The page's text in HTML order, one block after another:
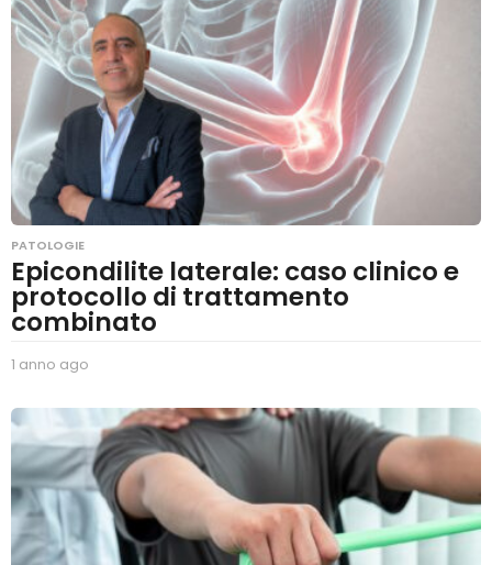
g
o
PATOLOGIE
Epicondilite laterale: caso clinico e
protocollo di trattamento
combinato
1 anno ago
n
o
a
g